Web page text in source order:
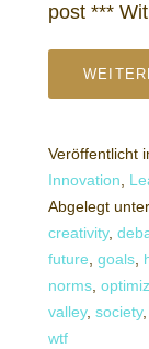
post ***
Veröffentlicht
Innovation
Abgelegt
creativity,
future goals
norms
valley, society,
wtf